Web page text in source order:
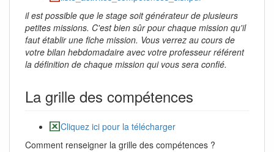
il est possible que le stage soit générateur de plusieurs
petites missions. C'est bien sûr pour chaque mission qu'il
faut établir une fiche mission. Vous verrez au cours de
votre bilan hebdomadaire avec votre professeur référent
la définition de chaque mission qui vous sera confié.
La grille des compétences
Cliquez ici pour la télécharger
Comment renseigner la grille des compétences ?